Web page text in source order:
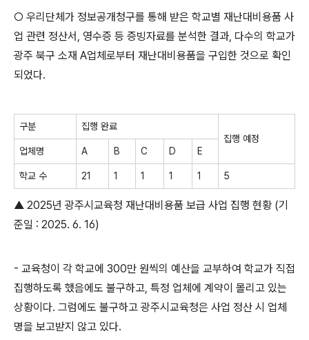
○ 우리단체가 정보공개청구를 통해 받은 학교별 재난대비용품 사
업 관련 정산서, 영수증 등 증빙자료를 분석한 결과, 다수의 학교가
광주 북구 소재 A업체로부터 재난대비용품을 구입한 것으로 확인
되었다.
구분
집행 완료
집행 예정
업체명
A B C D E
학교 수 21 1 1 1 1 5
▲ 2025년 광주시교육청 재난대비용품 보급 사업 집행 현황 (기
준일 : 2025. 6. 16)
- 교육청이 각 학교에 300만 원씩의 예산을 교부하여 학교가 직접
집행하도록 했음에도 불구하고, 특정 업체에 계약이 몰리고 있는
상황이다. 그럼에도 불구하고 광주시교육청은 사업 정산 시 업체
명을 보고받지 않고 있다.